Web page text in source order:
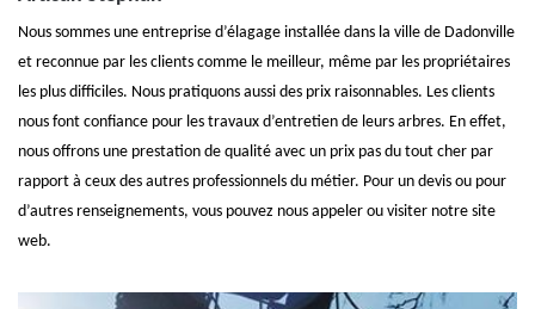
Nous sommes une entreprise d’élagage installée dans la ville de Dadonville
et reconnue par les clients comme le meilleur, même par les propriétaires
les plus difficiles. Nous pratiquons aussi des prix raisonnables. Les clients
nous font confiance pour les travaux d’entretien de leurs arbres. En effet,
nous offrons une prestation de qualité avec un prix pas du tout cher par
rapport à ceux des autres professionnels du métier. Pour un devis ou pour
d’autres renseignements, vous pouvez nous appeler ou visiter notre site
web.